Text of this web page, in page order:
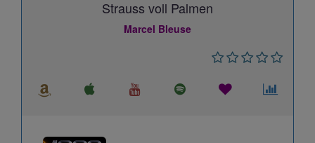
Strauss voll Palmen
Marcel Bleuse